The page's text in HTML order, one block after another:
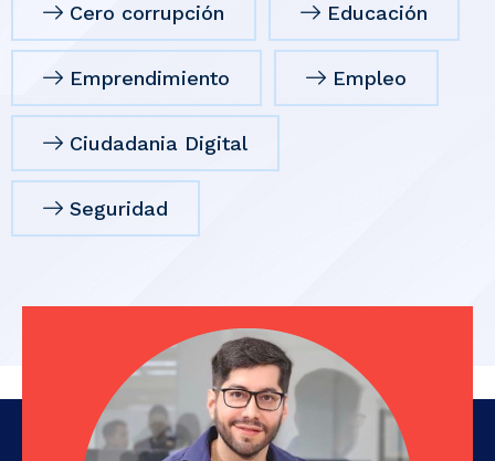
Cero corrupción Educación
Emprendimiento Empleo
Ciudadania Digital
Seguridad